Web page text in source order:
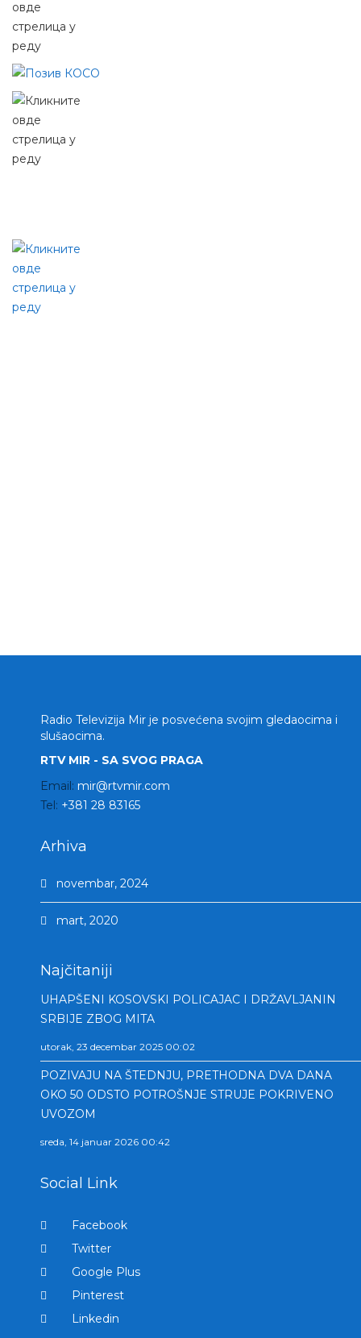
Radio Televizija Mir je posvećena svojim gledaocima i
slušaocima.
RTV MIR - SA SVOG PRAGA
Email: mir@rtvmir.com
Tel: +381 28 83165
Arhiva
novembar, 2024
mart, 2020
Najčitaniji
UHAPŠENI KOSOVSKI POLICAJAC I DRŽAVLJANIN
SRBIJE ZBOG MITA
utorak, 23 decembar 2025 00:02
POZIVAJU NA ŠTEDNJU, PRETHODNA DVA DANA
OKO 50 ODSTO POTROŠNJE STRUJE POKRIVENO
UVOZOM
sreda, 14 januar 2026 00:42
Social Link
Facebook
Twitter
Google Plus
Pinterest
Linkedin